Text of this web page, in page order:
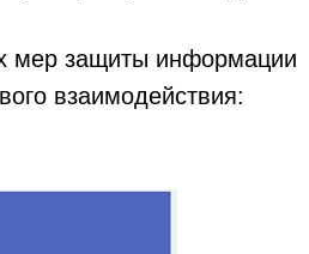
мер защиты информации
взаимодействия: